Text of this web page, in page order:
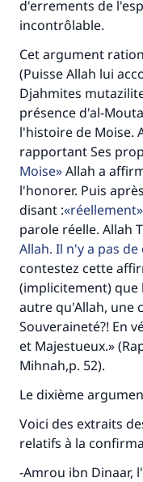
d'errements de
incontrôlable.
Cet argument
(Puisse Allah lui
Djahmites
présence d'al-
l'histoire de Moise.
rapportant Ses
Moise Allah a
l'honorer. Puis
disant : réellement
parole réelle. Allah
Allah. Il n'y a pas
contestez cette
(implicitement)
autre qu'Allah, une
Souveraineté?! En
et Majestueux.»
Mihnah,p. 52).
Le dixième
Voici des extraits
relatifs à la
-Amrou ibn Dinaar,